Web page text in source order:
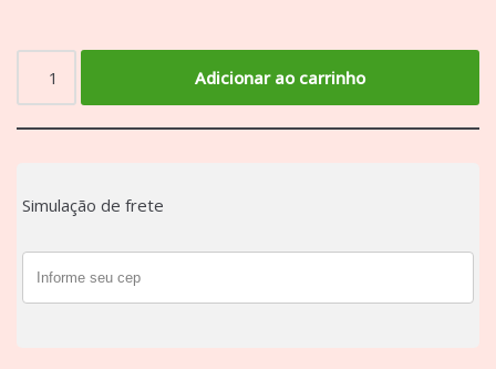
Adicionar ao carrinho
Simulação de frete